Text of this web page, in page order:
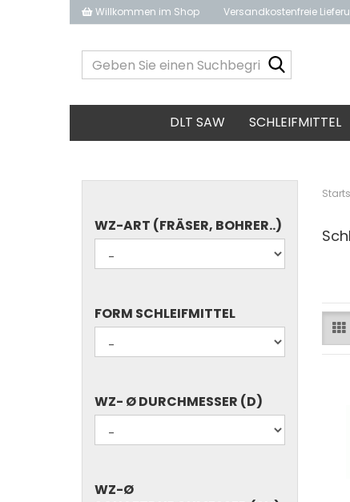
Willkommen im Shop Versandkostenfreie
Sie
ein...
DLT SAW SCHLEIFMITTEL
WZ-
ART
(FRÄSER,
WZ-ART (FRÄSER, BOHRER..)
FORM
SCHLEIFMITTEL
FORM SCHLEIFMITTEL
WZ-
Ø
DURCHMESSER
WZ- Ø DURCHMESSER (D)
WZ-
WZ-Ø